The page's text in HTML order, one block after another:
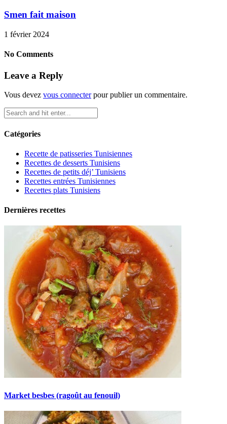
Smen fait maison
1 février 2024
No Comments
Leave a Reply
Vous devez vous connecterpour publier un commentaire.
Catégories
Recette de patisseries Tunisiennes
Recettes de desserts Tunisiens
Recettes de petits déj’ Tunisiens
Recettes entrées Tunisiennes
Recettes plats Tunisiens
Dernières recettes
Market besbes (ragoût au fenouil)